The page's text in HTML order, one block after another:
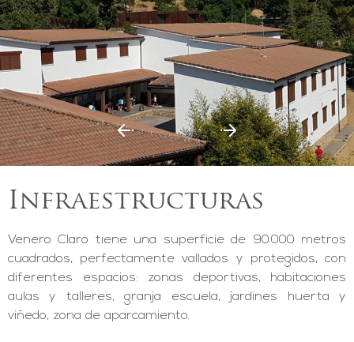
Infraestructuras
Venero Claro tiene una superficie de 90.000 metros
cuadrados, perfectamente vallados y protegidos, con
diferentes espacios: zonas deportivas, habitaciones
aulas y talleres, granja escuela, jardines huerta y
viñedo, zona de aparcamiento.